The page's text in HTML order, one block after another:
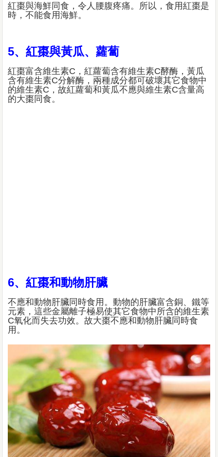
紅棗與海鮮同食，令人腰腹疼痛。所以，食用紅棗是
時，不能食用海鮮。
5、紅棗與黃瓜、蘿蔔
紅棗富含維生素C，紅蘿蔔含有維生素C酵酶，黃瓜
含有維生素C分解酶，兩種成分都可破壞其它食物中
的維生素C，故紅蘿蔔和黃瓜不應與維生素C含量高
的大棗同食。
6、紅棗和動物肝臟
不應和動物肝臟同時食用。動物的肝臟富含銅、鐵等
元素，這些金屬離子極易使其它食物中所含的維生素
C氧化而失去功效。故大棗不應和動物肝臟同時食
用。